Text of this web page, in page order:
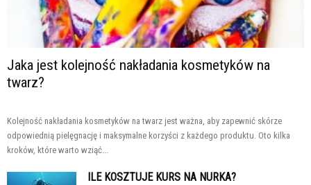
Jaka jest kolejność nakładania kosmetyków na
twarz?
Kolejność nakładania kosmetyków na twarz jest ważna, aby zapewnić skórze
odpowiednią pielęgnację i maksymalne korzyści z każdego produktu. Oto kilka
kroków, które warto wziąć...
ILE KOSZTUJE KURS NA NURKA?